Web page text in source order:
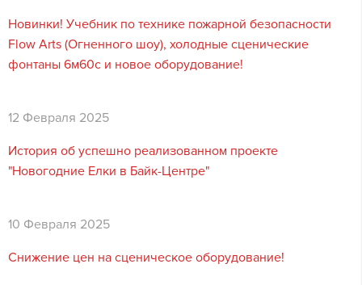
Новинки! Учебник по технике пожарной безопасности
Flow Arts (Огненного шоу), холодные сценические
фонтаны 6м60с и новое оборудование!
12 Февраля 2025
История об успешно реализованном проекте
"Новогодние Елки в Байк-Центре"
10 Февраля 2025
Снижение цен на сценическое оборудование!